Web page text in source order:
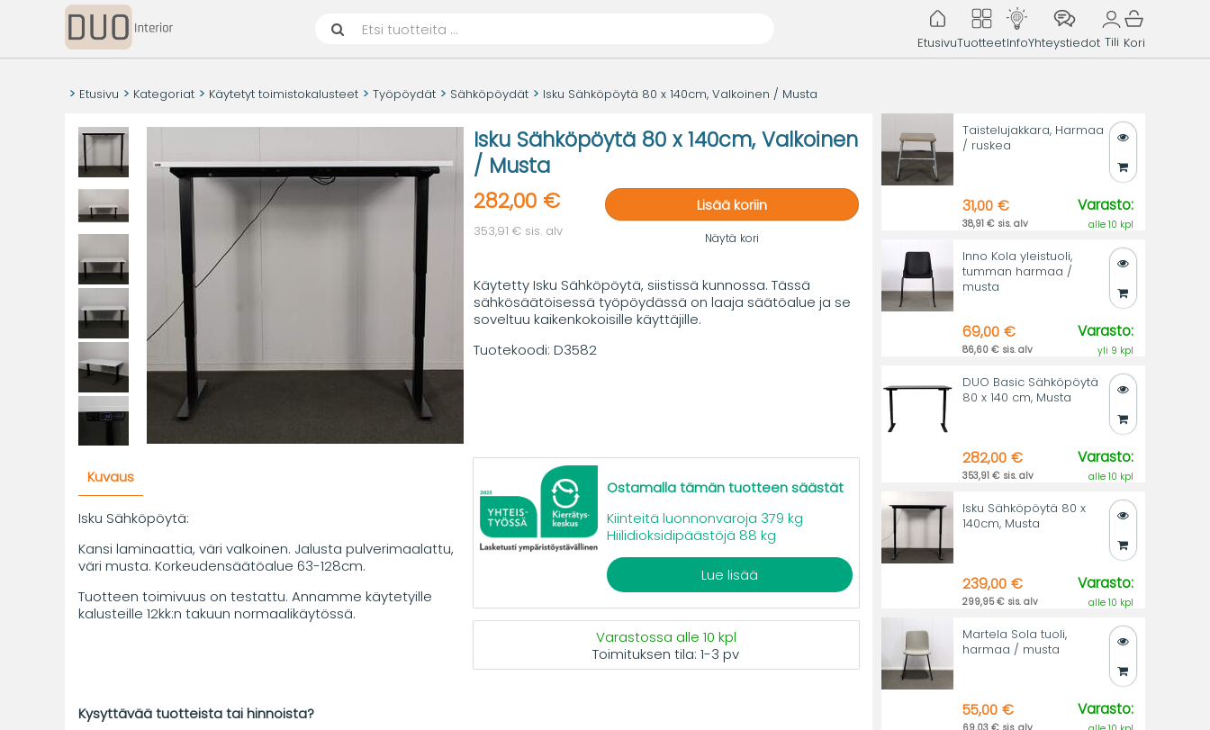
EtusivuTuotteetInfoYhteystiedot Tili Kori
Etusivu Kategoriat Käytetyt toimistokalusteet Työpöydät Sähköpöydät Isku Sähköpöytä 80 x 140cm, Valkoinen / Musta
Isku Sähköpöytä 80 x 140cm, Valkoinen
/ Musta
282,00 €
353,91 € sis. alv
Lisää koriin
Näytä kori
Käytetty Isku Sähköpöytä, siistissä kunnossa. Tässä
sähkösäätöisessä työpöydässä on laaja säätöalue ja se
soveltuu kaikenkokoisille käyttäjille.
Tuotekoodi: D3582
Kuvaus
Isku Sähköpöytä:
Kansi laminaattia, väri valkoinen. Jalusta pulverimaalattu,
väri musta. Korkeudensäätöalue 63-128cm.
Tuotteen toimivuus on testattu. Annamme käytetyille
kalusteille 12kk:n takuun normaalikäytössä.
Ostamalla tämän tuotteen säästät
Kiinteitä luonnonvaroja 379 kg
Hiilidioksidipäästöjä 88 kg
Lue lisää
Varastossa alle 10 kpl
Toimituksen tila:1-3 pv
Kysyttävää tuotteista tai hinnoista?
Taistelujakkara, Harmaa
/ ruskea
31,00 €
38,91 € sis. alv
Varasto:
alle 10 kpl
Inno Kola yleistuoli,
tumman harmaa /
musta
69,00 €
86,60 € sis. alv
Varasto:
yli 9 kpl
DUO Basic Sähköpöytä
80 x 140 cm, Musta
282,00 €
353,91 € sis. alv
Varasto:
alle 10 kpl
Isku Sähköpöytä 80 x
140cm, Musta
239,00 €
299,95 € sis. alv
Varasto:
alle 10 kpl
Martela Sola tuoli,
harmaa / musta
55,00 € Varasto: